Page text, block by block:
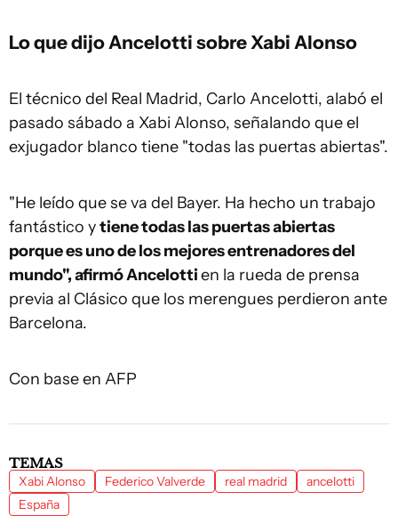
Lo que dijo Ancelotti sobre Xabi Alonso
El técnico del Real Madrid, Carlo Ancelotti, alabó el
pasado sábado a Xabi Alonso, señalando que el
exjugador blanco tiene "todas las puertas abiertas".
"He leído que se va del Bayer. Ha hecho un trabajo
fantástico ytiene todas las puertas abiertas
porque es uno de los mejores entrenadores del
mundo", afirmó Ancelottien la rueda de prensa
previa al Clásico que los merengues perdieron ante
Barcelona.
Con base en AFP
TEMAS
Xabi Alonso Federico Valverde real madrid
ancelotti
España